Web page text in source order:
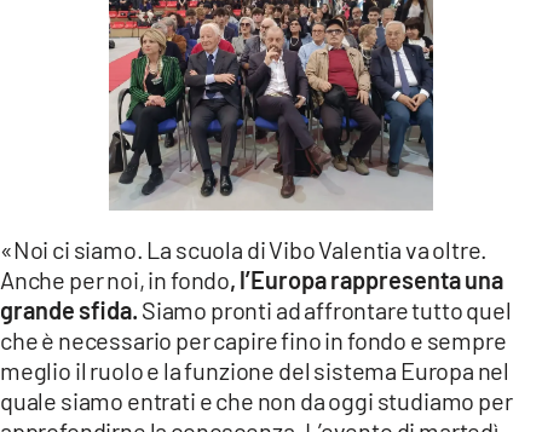
LACPLAY.IT
LACONAIR.IT
ILREGGINO.IT
COSENZACHANNEL.IT
ILVIBONESE.IT
«Noi ci siamo. La scuola di Vibo Valentia va oltre.
Anche per noi, in fondo, l’Europa rappresenta una
grande sfida. Siamo pronti ad affrontare tutto quel
che è necessario per capire fino in fondo e sempre
meglio il ruolo e la funzione del sistema Europa nel
quale siamo entrati e che non da oggi studiamo per